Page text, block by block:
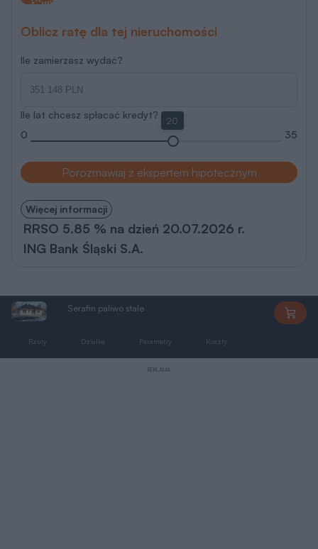
Oblicz ratę dla tej nieruchomości
Ile zamierzasz wydać?
Ile lat chcesz spłacać kredyt?
0
20
35
Porozmawiaj z ekspertem hipotecznym
Więcej informacji
RRSO 5.85 % na dzień 20.07.2026 r.
ING Bank Śląski S.A.
Serafin paliwo stałe
Rzuty Działka Parametry Koszty
REKLAMA